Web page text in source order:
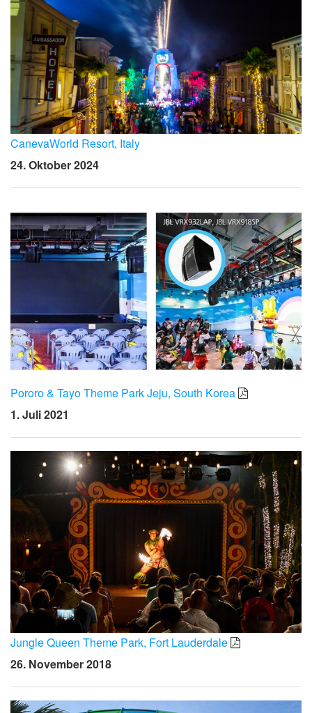
CanevaWorld Resort, Italy
24. Oktober 2024
Pororo & Tayo Theme Park Jeju, South Korea
1. Juli 2021
Jungle Queen Theme Park, Fort Lauderdale
26. November 2018